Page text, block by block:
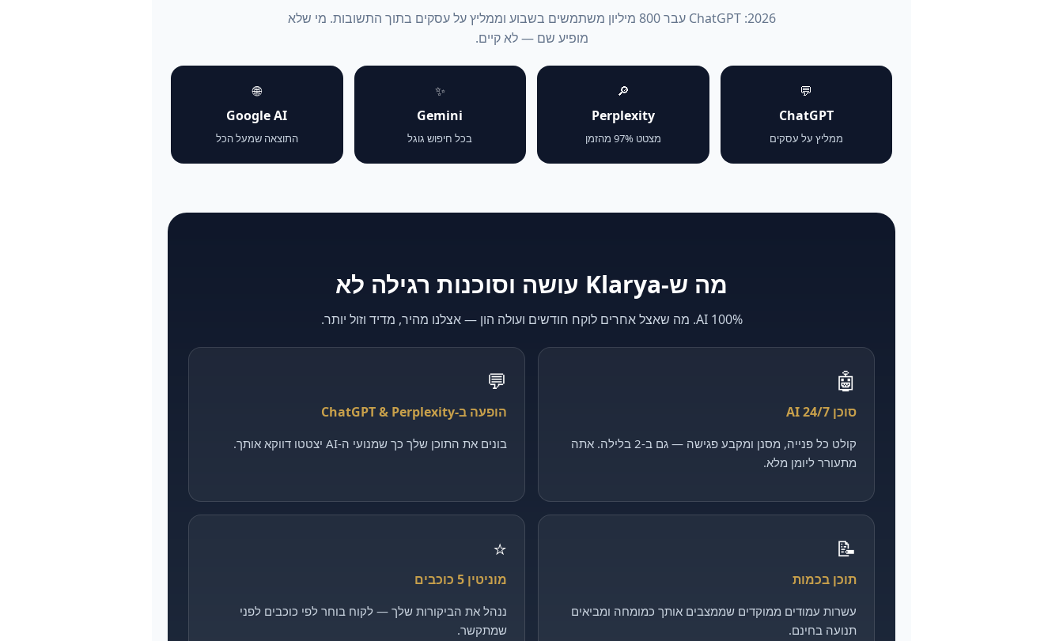
2026: ChatGPT עבר 800 מיליון משתמשים בשבוע וממליץ על עסקים בתוך התשובות. מי שלא
מופיע שם — לא קיים.
💬
ChatGPT
ממליץ על עסקים
🔎
Perplexity
מצטט 97% מהזמן
✨
Gemini
בכל חיפוש גוגל
🌐
Google AI
התוצאה שמעל הכל
מה ש-Klarya עושה וסוכנות רגילה לא
100% AI. מה שאצל אחרים לוקח חודשים ועולה הון — אצלנו מהיר, מדיד וזול יותר.
🤖
סוכן AI 24/7
קולט כל פנייה, מסנן ומקבע פגישה — גם ב-2 בלילה. אתה
מתעורר ליומן מלא.
💬
הופעה ב-ChatGPT & Perplexity
בונים את התוכן שלך כך שמנועי ה-AI יצטטו דווקא אותך.
📝
תוכן בכמות
עשרות עמודים ממוקדים שממצבים אותך כמומחה ומביאים
תנועה בחינם.
⭐
מוניטין 5 כוכבים
ננהל את הביקורות שלך — לקוח בוחר לפי כוכבים לפני
שמתקשר.